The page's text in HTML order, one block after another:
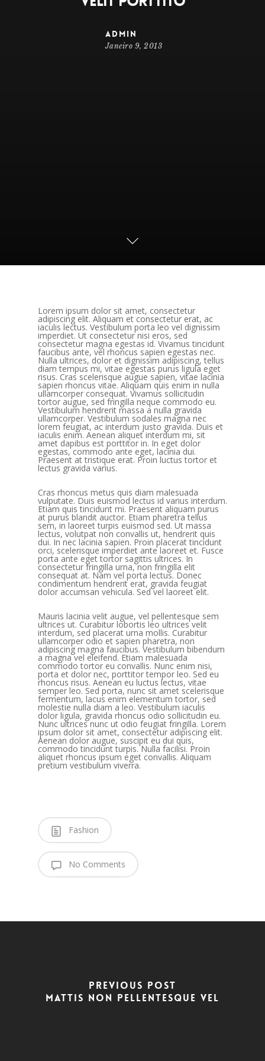
admin
Janeiro 9, 2013
Lorem ipsum dolor sit amet, consectetur
adipiscing elit. Aliquam et consectetur erat, ac
iaculis lectus. Vestibulum porta leo vel dignissim
imperdiet. Ut consectetur nisi eros, sed
consectetur magna egestas id. Vivamus tincidunt
faucibus ante, vel rhoncus sapien egestas nec.
Nulla ultrices, dolor et dignissim adipiscing, tellus
diam tempus mi, vitae egestas purus ligula eget
risus. Cras scelerisque augue sapien, vitae lacinia
sapien rhoncus vitae. Aliquam quis enim in nulla
ullamcorper consequat. Vivamus sollicitudin
tortor augue, sed fringilla neque commodo eu.
Vestibulum hendrerit massa a nulla gravida
ullamcorper. Vestibulum sodales magna nec
lorem feugiat, ac interdum justo gravida. Duis et
iaculis enim. Aenean aliquet interdum mi, sit
amet dapibus est porttitor in. In eget dolor
egestas, commodo ante eget, lacinia dui.
Praesent at tristique erat. Proin luctus tortor et
lectus gravida varius.
Cras rhoncus metus quis diam malesuada
vulputate. Duis euismod lectus id varius interdum.
Etiam quis tincidunt mi. Praesent aliquam purus
at purus blandit auctor. Etiam pharetra tellus
sem, in laoreet turpis euismod sed. Ut massa
lectus, volutpat non convallis ut, hendrerit quis
dui. In nec lacinia sapien. Proin placerat tincidunt
orci, scelerisque imperdiet ante laoreet et. Fusce
porta ante eget tortor sagittis ultrices. In
consectetur fringilla urna, non fringilla elit
consequat at. Nam vel porta lectus. Donec
condimentum hendrerit erat, gravida feugiat
dolor accumsan vehicula. Sed vel laoreet elit.
Mauris lacinia velit augue, vel pellentesque sem
ultrices ut. Curabitur lobortis leo ultrices velit
interdum, sed placerat urna mollis. Curabitur
ullamcorper odio et sapien pharetra, non
adipiscing magna faucibus. Vestibulum bibendum
a magna vel eleifend. Etiam malesuada
commodo tortor eu convallis. Nunc enim nisi,
porta et dolor nec, porttitor tempor leo. Sed eu
rhoncus risus. Aenean eu luctus lectus, vitae
semper leo. Sed porta, nunc sit amet scelerisque
fermentum, lacus enim elementum tortor, sed
molestie nulla diam a leo. Vestibulum iaculis
dolor ligula, gravida rhoncus odio sollicitudin eu.
Nunc ultrices nunc ut odio feugiat fringilla. Lorem
ipsum dolor sit amet, consectetur adipiscing elit.
Aenean dolor augue, suscipit eu dui quis,
commodo tincidunt turpis. Nulla facilisi. Proin
aliquet rhoncus ipsum eget convallis. Aliquam
pretium vestibulum viverra.
Fashion
No Comments
Previous Post
Mattis non pellentesque vel